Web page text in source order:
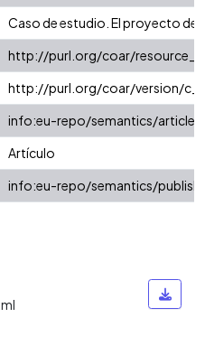
Caso de estudio. El proyecto de
http://purl.org/coar/
http://purl.org/coar/version/
info:eu-repo/semantics/article
Artículo
info:eu-repo/semantics/